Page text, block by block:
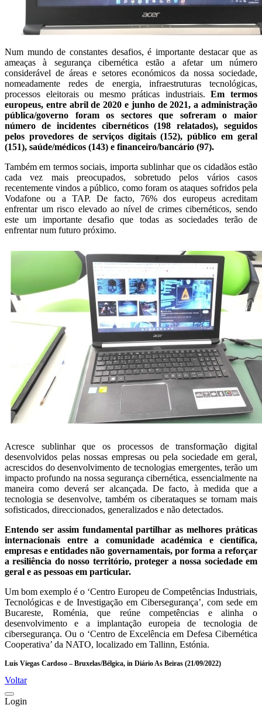
Num mundo de constantes desafios, é importante destacar que as
ameaças à segurança cibernética estão a afetar um número
considerável de áreas e setores económicos da nossa sociedade,
nomeadamente redes de energia, infraestruturas tecnológicas,
processos eleitorais ou mesmo práticas industriais.Em termos
europeus, entre abril de 2020 e junho de 2021, a administração
pública/governo foram os sectores que sofreram o maior
número de incidentes cibernéticos (198 relatados), seguidos
pelos provedores de serviços digitais (152), público em geral
(151), saúde/médicos (143) e financeiro/bancário (97).
Também em termos sociais, importa sublinhar que os cidadãos estão
cada vez mais preocupados, sobretudo pelos vários casos
recentemente vindos a público, como foram os ataques sofridos pela
Vodafone ou a TAP. De facto, 76% dos europeus acreditam
enfrentar um risco elevado ao nível de crimes cibernéticos, sendo
este um importante desafio que todas as sociedades terão de
enfrentar num futuro próximo.
Acresce sublinhar que os processos de transformação digital
desenvolvidos pelas nossas empresas ou pela sociedade em geral,
acrescidos do desenvolvimento de tecnologias emergentes, terão um
impacto profundo na nossa segurança cibernética, essencialmente na
maneira como deverá ser alcançada. De facto, à medida que a
tecnologia se desenvolve, também os ciberataques se tornam mais
sofisticados, direccionados, generalizados e não detectados.
Entendo ser assim fundamental partilhar as melhores práticas
internacionais entre a comunidade académica e científica,
empresas e entidades não governamentais, por forma a reforçar
a resiliência do nosso território, proteger a nossa sociedade em
geral e as pessoas em particular.
Um bom exemplo é o ‘Centro Europeu de Competências Industriais,
Tecnológicas e de Investigação em Cibersegurança’, com sede em
Bucareste, Roménia, que reúne competências e alinha o
desenvolvimento e a implantação europeia de tecnologia de
cibersegurança. Ou o ‘Centro de Excelência em Defesa Cibernética
Cooperativa’ da NATO, localizado em Tallinn, Estónia.
Luís Viegas Cardoso – Bruxelas/Bélgica, in Diário As Beiras (21/09/2022)
Voltar
Login